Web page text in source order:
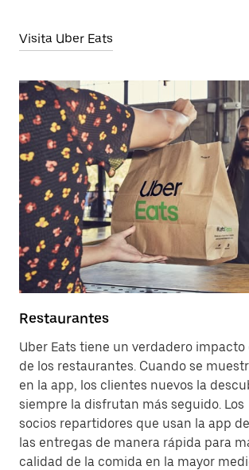
Visita Uber Eats
Restaurantes
Uber Eats tiene un verdadero impacto
de los restaurantes. Cuando se
en la app, los clientes nuevos la
siempre la disfrutan más seguido. Los
socios repartidores que usan la app
las entregas de manera rápida para
calidad de la comida en la mayor